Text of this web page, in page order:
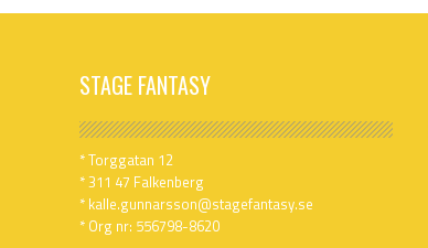
STAGE FANTASY
* Torggatan 12
* 311 47 Falkenberg
* kalle.gunnarsson@stagefantasy.se
* Org nr: 556798-8620